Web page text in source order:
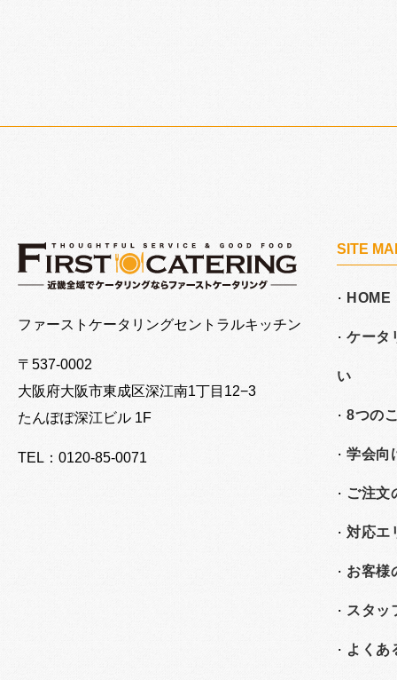
ファーストケータリングセントラルキッチン
〒537-0002
大阪府大阪市東成区深江南1丁目12−3
たんぽぽ深江ビル 1F
TEL：0120-85-0071
SITE
HOME
ケータ
い
8つの
学会向
ご注文
対応エ
お客様
スタッ
よくあ